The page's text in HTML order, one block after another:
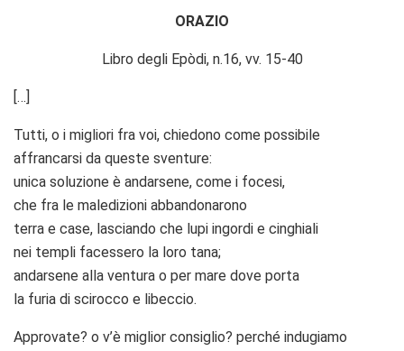
ORAZIO
Libro degli Epòdi, n.16, vv. 15-40
[…]
Tutti, o i migliori fra voi, chiedono come possibile
affrancarsi da queste sventure:
unica soluzione è andarsene, come i focesi,
che fra le maledizioni abbandonarono
terra e case, lasciando che lupi ingordi e cinghiali
nei templi facessero la loro tana;
andarsene alla ventura o per mare dove porta
la furia di scirocco e libeccio.
Approvate? o v’è miglior consiglio? perché indugiamo